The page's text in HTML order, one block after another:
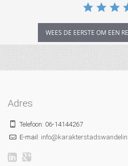
WEES DE EERSTE OM EEN
Adres
Telefoon: 06-14144267
E-mail: